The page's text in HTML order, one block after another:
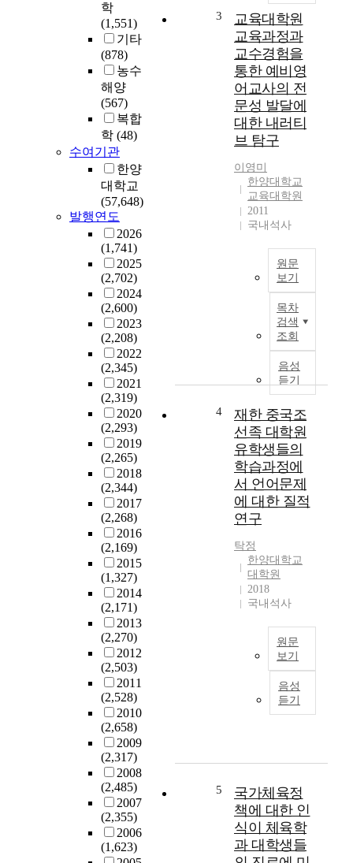
학
(1,551)
기타
(878)
농수
해양
(567)
복합
학 (48)
수여기관
한양
대학교
(57,648)
발행연도
2026
(1,741)
2025
(2,702)
2024
(2,600)
2023
(2,208)
2022
(2,345)
2021
(2,319)
2020
(2,293)
2019
(2,265)
2018
(2,344)
2017
(2,268)
2016
(2,169)
2015
(1,327)
2014
(2,171)
2013
(2,270)
2012
(2,503)
2011
(2,528)
2010
(2,658)
2009
(2,317)
2008
(2,485)
2007
(2,355)
2006
(1,623)
3
교육대학원
교육과정과
교수경험을
통한 예비영
어교사의 전
문성 발달에
대한 내러티
브 탐구
이영미
한양대학교
교육대학원
2011
국내석사
원문
보기
목차
검색
조회
음성
듣기
4
재한 중국조
선족 대학원
유학생들의
학습과정에
서 언어문제
에 대한 질적
연구
탁정
한양대학교
대학원
2018
국내석사
원문
보기
음성
듣기
5
국가체육정
책에 대한 인
식이 체육학
과 대학생들